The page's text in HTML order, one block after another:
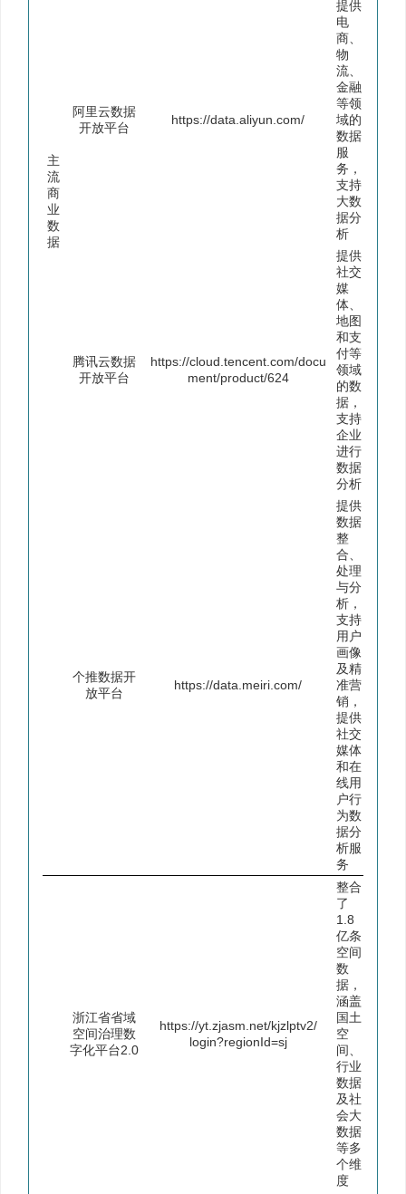
主
流
商
业
数
据
阿里云数据
开放平台
https://data.aliyun.com/
提供
电
商、
物
流、
金融
等领
域的
数据
服
务，
支持
大数
据分
析
腾讯云数据
开放平台
https://cloud.tencent.com/docu
ment/product/624
提供
社交
媒
体、
地图
和支
付等
领域
的数
据，
支持
企业
进行
数据
分析
个推数据开
放平台
https://data.meiri.com/
提供
数据
整
合、
处理
与分
析，
支持
用户
画像
及精
准营
销，
提供
社交
媒体
和在
线用
户行
为数
据分
析服
务
浙江省省域
空间治理数
字化平台2.0
https://yt.zjasm.net/kjzlptv2/
login?regionId=sj
整合
了
1.8
亿条
空间
数
据，
涵盖
国土
空
间、
行业
数据
及社
会大
数据
等多
个维
度